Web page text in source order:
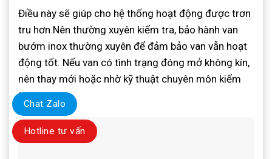
Điều này sẽ giúp cho hệ thống hoạt động được trơn
tru hơn.Nên thường xuyên kiểm tra, bảo hành van
bướm inox thường xuyên để đảm bảo van vẫn hoạt
động tốt. Nếu van có tình trạng đóng mở không kín,
nên thay mới hoặc nhờ kỹ thuật chuyên môn kiểm
tra.
Chat Zalo
Hotline tư vấn